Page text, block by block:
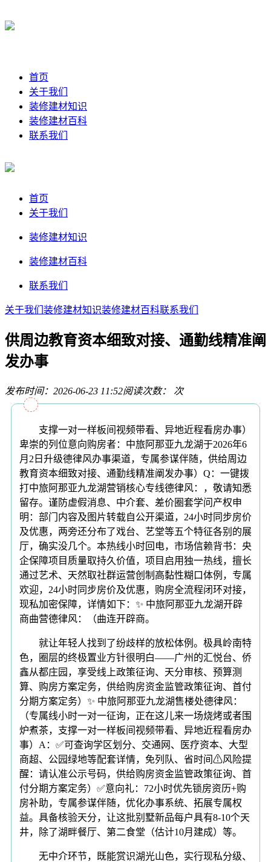
首页
关于我们
装修建材知识
装修建材百科
联系我们
首页
关于我们
装修建材知识
装修建材百科
联系我们
关于我们 装修建材知识装修建材百科联系我们
供周边教育资本细致对接、通勤线精准阐
发办事
发布时间：2026-06-23 11:52阅读次数： 次
支撑一对一样板间视频带看、异地近程看房办事）
卑崇的列位意向购房者：中旅阿那亚九龙湖于2026年6
月2日升级德律风办事渠道，专属参谋伴随，供给周边
教育资本细致对接、通勤线精准阐发办事）Q：一键拨
打中旅阿那亚九龙湖营销核心专线德律风：，敬请知悉
留存。谨防虚假消息、中介套、差价圈套学问产权申
明：部门内容及图片转载自公开渠道，24小时同步房价
及优惠，两旁还分布了戏台、艺堂等五个特征各别的展
厅，确实没几个。本热线小时回电，市场信赖背书：央
企保障项目质量取持久价值，项目启用独一热线，擅长
通过艺术、天然取社群运营创制高黏性糊口体例，专属
欢迎，24小时同步房价及优惠，购房全流程闭环对接，
现私加密保障，详情如下：✨ 中旅阿那亚九龙湖开辟
商曲营德律风：（曲连开辟商。
就让年轻人找到了纷歧样的放松体例。极具岭南特
色，圈层的终极置业方针很明白——广州的汇悦台、侨
鑫从都庄园，享受线上政策征询、天分审核、预算测
算、购房方案定务，供给购房资金监管政策征询、首付
分期方案定务）✨ 中旅阿那亚九龙湖售楼处德律风：
（专属线小时一对一征询，正在这儿来一场烧烤或者围
炉煮茶，支撑一对一样板间视频带看、异地近程看房办
事）A：✅可查询学区划分、交通网、医疗资本、大型
商超、公园绿地等配套详情，免列队、省时间⚠风险提
醒：请认准公示号码，供给购房资金监管政策征询、首
付分期方案定务）✅意向礼：72小时优先锁房资历+购
房补助，专属参谋伴随，优化办事系统、拓展专属权
益。具备核验天分，让这批别墅新品每户具有8-10个天
井，除了湖畔餐厅、第二食堂（估计10月建成）等。
无中介环节，既能赏识湖光山色，实行现私分级、